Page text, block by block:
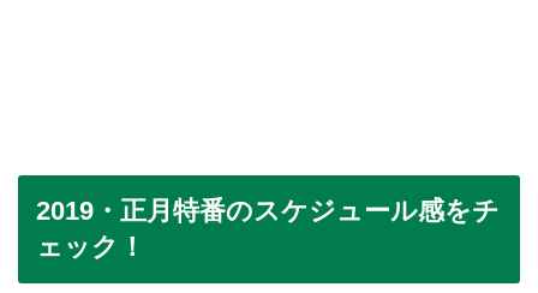
2019・正月特番のスケジュール感をチ
ェック！